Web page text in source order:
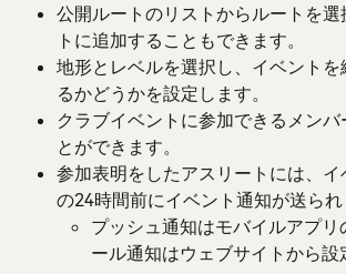
公開ルートのリストからルートを
トに追加することもできます。
地形とレベルを選択し、イベント
るかどうかを設定します。
クラブイベントに参加できるメンバ
とができます。
参加表明をしたアスリートには、
の24時間前にイベント通知が送られ
プッシュ通知はモバイルアプリ
ール通知はウェブサイトから設